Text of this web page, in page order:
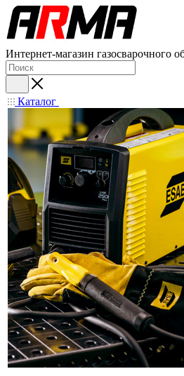
Интернет-магазин газосварочного
Каталог